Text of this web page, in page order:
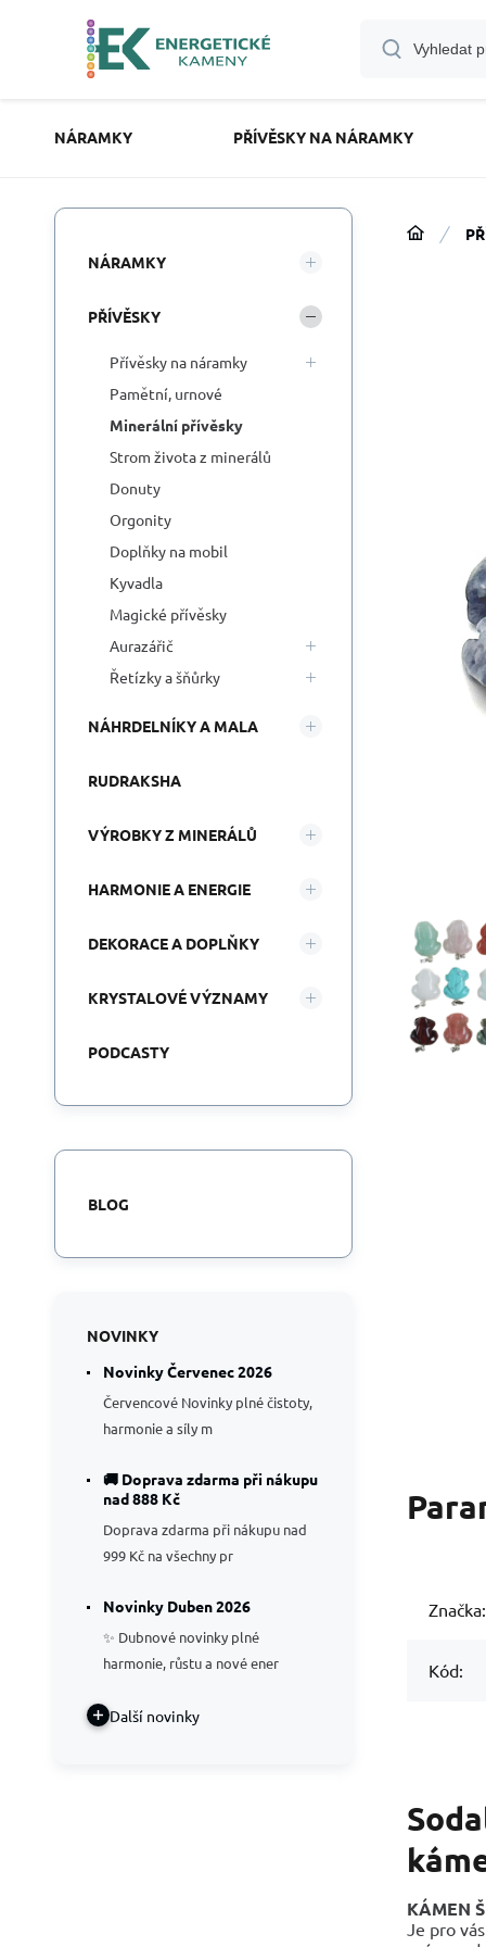
NÁRAMKY PŘÍVĚSKY NA NÁRAMKY
Značka:
Kód:
KÁMEN
Je pro
NÁRAMKY
PŘÍVĚSKY
Přívěsky na náramky
Pamětní, urnové
Minerální přívěsky
Strom života z minerálů
Donuty
Orgonity
Doplňky na mobil
Kyvadla
Magické přívěsky
Aurazářič
Řetízky a šňůrky
NÁHRDELNÍKY A MALA
RUDRAKSHA
VÝROBKY Z MINERÁLŮ
HARMONIE A ENERGIE
DEKORACE A DOPLŇKY
KRYSTALOVÉ VÝZNAMY
PODCASTY
BLOG
NOVINKY
Novinky Červenec 2026
Červencové Novinky plné čistoty,
harmonie a síly m
🚚 Doprava zdarma při nákupu
nad 888 Kč
Doprava zdarma při nákupu nad
999 Kč na všechny pr
Novinky Duben 2026
✨ Dubnové novinky plné
harmonie, růstu a nové ener
Další novinky